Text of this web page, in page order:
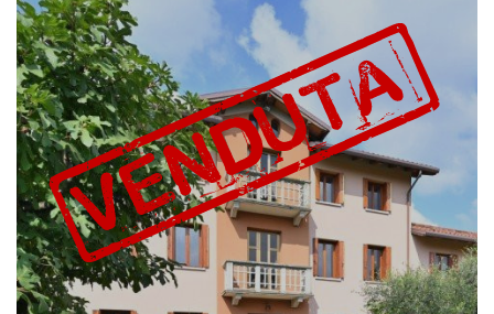
BENEDETTI srl
via Angelo Angeli, 68
33017 Tarcento (UD)
cell. 389 102 12 46
info@agenziabenedetti.com
benedettisrlfvg@pec.it
P.IVA 03138620301 - REA n° 371910 CCIAA Udine
CODICE UNIVOCO/SDI: M5UXCR1
ORARIO UFFICIO:
dal lunedì al venerdì
dalle 9:00 alle 12:30
e dalle 14:30 alle 18:30
si riceve solo su appuntamento